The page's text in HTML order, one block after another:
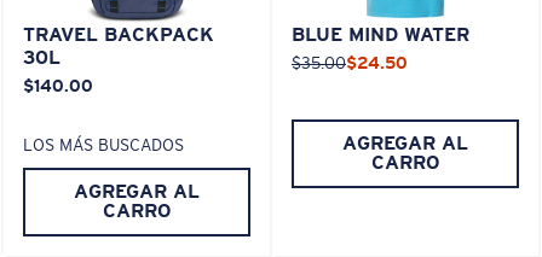
TRAVEL BACKPACK
30L
$140.00
LOS MÁS BUSCADOS
AGREGAR AL
CARRO
BLUE MIND WATER
$35.00$24.50
AGREGAR AL
CARRO